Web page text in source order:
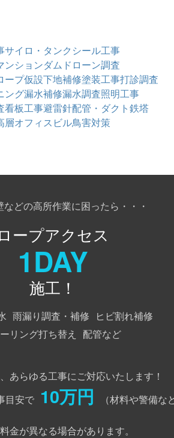
サイロ・タンク シール工事
ンションダム ドローン調査
ープ仮設下地補修塗装工事打診調査
ング漏水補修漏水調査照明工事
看板工事避雷針配管・ダクト鉄塔
層オフィスビル鳥害対策
どの高所作業に困ったら・・・
ロープアクセス
1DAY
施工！
雨漏り調査・補修
ヒビ割れ補修
リング打ち替え
配管など
あらゆる工事にご対応いたします！
目安で 10万円
（材料や警備な
金が異なる場合があります。